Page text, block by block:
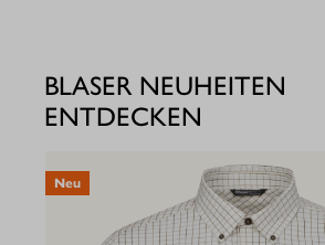
BLASER NEUHEITEN
ENTDECKEN
Neu